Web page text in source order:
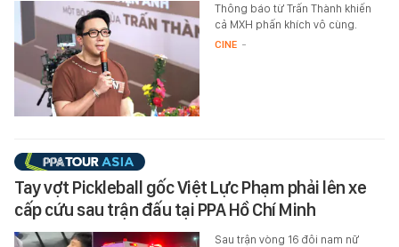
Thông báo từ Trấn Thành khiến
cả MXH phấn khích vô cùng.
CINE -
Tay vợt Pickleball gốc Việt Lực Phạm phải lên xe
cấp cứu sau trận đấu tại PPA Hồ Chí Minh
Sau trận vòng 16 đôi nam nữ